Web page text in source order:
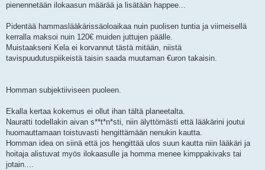
pienennetään ilokaasun määrää ja lisätään happee...
Pidentää hammaslääkärissäoloaikaa nuin puolisen tuntia ja viimeisellä
kerralla maksoi nuin 120€ muiden juttujen päälle.
Muistaakseni Kela ei korvannut tästä mitään, niistä
tavispuudutuspiikeistä taisin saada muutaman €uron takaisin.
Homman subjektiiviseen puoleen.
Ekalla kertaa kokemus ei ollut ihan tältä planeetalta.
Nauratti todellakin aivan s**t*n*sti, niin älyttömästi että lääkärini joutui
huomauttamaan toistuvasti hengittämään nenukin kautta.
Homman idea on siinä että jos hengittää ulos suun kautta niin lääkäri ja
hoitaja alistuvat myös ilokaasulle ja homma menee kimppakivaks tai
jotain....